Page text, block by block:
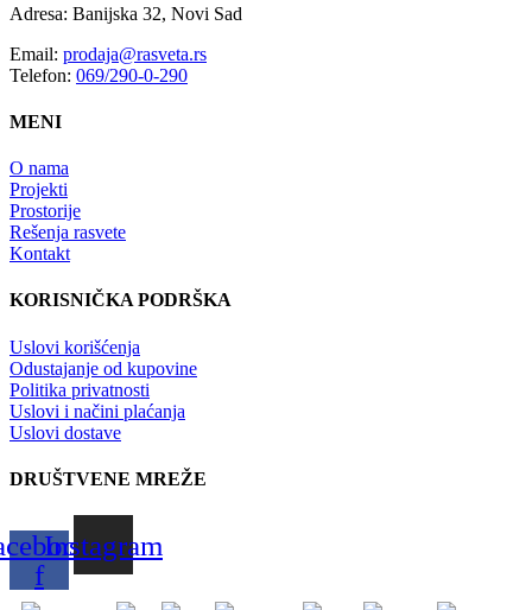
Adresa: Banijska 32, Novi Sad
Email: prodaja@rasveta.rs
Telefon: 069/290-0-290
MENI
O nama
Projekti
Prostorije
Rešenja rasvete
Kontakt
KORISNIČKA PODRŠKA
Uslovi korišćenja
Odustajanje od kupovine
Politika privatnosti
Uslovi i načini plaćanja
Uslovi dostave
DRUŠTVENE MREŽE
f
Instagram